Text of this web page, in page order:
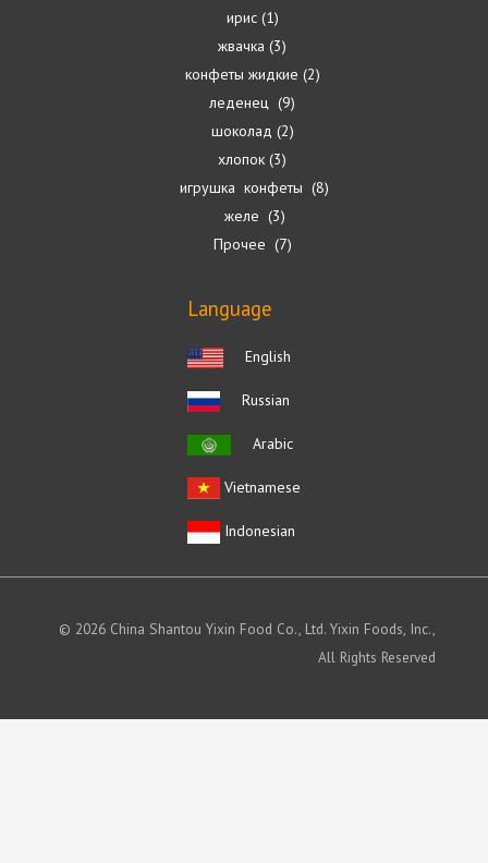
ирис 1
жвачка 3
конфеты жидкие 2
леденец
9
шоколад 2
хлопок 3
игрушка конфеты
8
желе
3
Прочее
7
Language
English
Russian
Arabic
Vietnamese
Indonesian
© 2026 China Shantou Yixin Food Co., Ltd. Yixin Foods, Inc.,
All Rights Reserved